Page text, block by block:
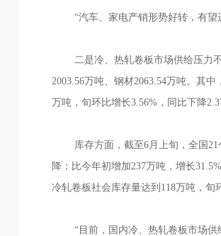
“汽车、家电产销形势好转，有望进
二是冷、热轧卷板市场供给压力不
2003.56万吨、钢材2063.54万吨。其
万吨，旬环比增长3.56%，同比下降
库存方面，截至6月上旬，全国21个
降；比今年初增加237万吨，增长
冷轧卷板社会库存量达到118万吨，旬
“目前，国内冷、热轧卷板市场供